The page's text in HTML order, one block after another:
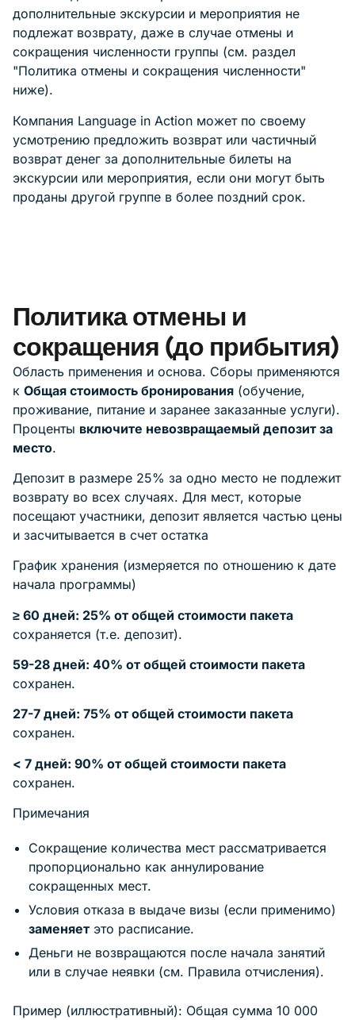
дополнительные экскурсии и мероприятия не
подлежат возврату, даже в случае отмены и
сокращения численности группы (см. раздел
"Политика отмены и сокращения численности"
ниже).
Компания Language in Action может по своему
усмотрению предложить возврат или частичный
возврат денег за дополнительные билеты на
экскурсии или мероприятия, если они могут быть
проданы другой группе в более поздний срок.
Политика отмены и
сокращения (до прибытия)
Область применения и основа. Сборы применяются
к Общая стоимость бронирования (обучение,
проживание, питание и заранее заказанные услуги).
Проценты включите невозвращаемый депозит за
место.
Депозит в размере 25% за одно место не подлежит
возврату во всех случаях. Для мест, которые
посещают участники, депозит является частью цены
и засчитывается в счет остатка
График хранения (измеряется по отношению к дате
начала программы)
≥ 60 дней: 25% от общей стоимости пакета
сохраняется (т.е. депозит).
59-28 дней: 40% от общей стоимости пакета
сохранен.
27-7 дней: 75% от общей стоимости пакета
сохранен.
< 7 дней: 90% от общей стоимости пакета
сохранен.
Примечания
Сокращение количества мест рассматривается
пропорционально как аннулирование
сокращенных мест.
Условия отказа в выдаче визы (если применимо)
заменяет это расписание.
Деньги не возвращаются после начала занятий
или в случае неявки (см. Правила отчисления).
Пример (иллюстративный): Общая сумма 10 000